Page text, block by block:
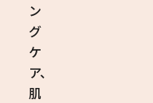
ン
グ
ケ
ア、
肌